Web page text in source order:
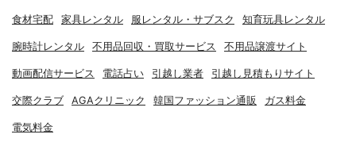
食材宅配 家具レンタル 服レンタル・サブスク 知育玩具レンタル
腕時計レンタル 不用品回収・買取サービス 不用品譲渡サイト
動画配信サービス 電話占い 引越し業者 引越し見積もりサイト
交際クラブ AGAクリニック 韓国ファッション通販 ガス料金
電気料金